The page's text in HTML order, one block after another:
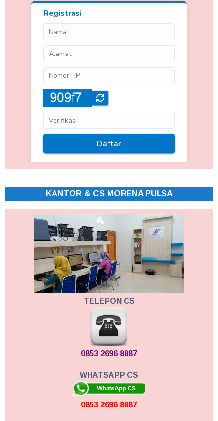
KANTOR & CS MORENA PULSA
TELEPON CS
0853 2696 8887
WHATSAPP CS
0853 2696 8887